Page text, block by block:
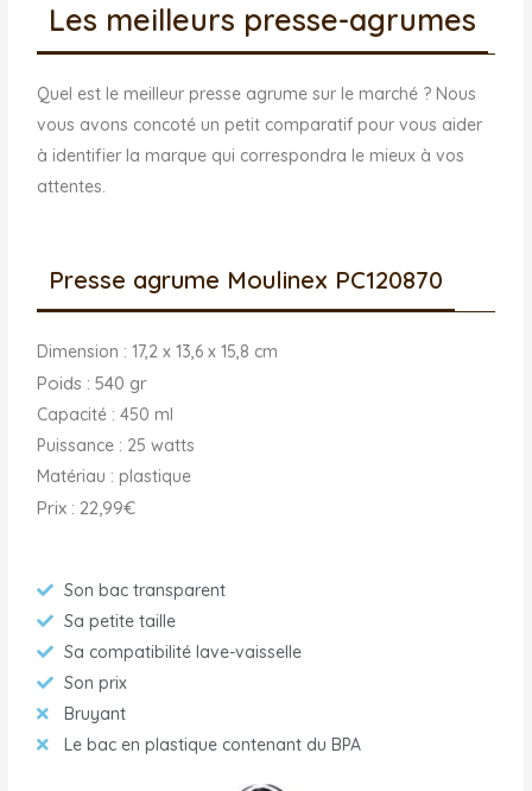
Les meilleurs presse-agrumes
Quel est le meilleur presse agrume sur le marché ? Nous
vous avons concoté un petit comparatif pour vous aider
à identifier la marque qui correspondra le mieux à vos
attentes.
Presse agrume Moulinex PC120870
Dimension : 17,2 x 13,6 x 15,8 cm
Poids : 540 gr
Capacité : 450 ml
Puissance : 25 watts
Matériau : plastique
Prix : 22,99€
Son bac transparent
Sa petite taille
Sa compatibilité lave-vaisselle
Son prix
Bruyant
Le bac en plastique contenant du BPA